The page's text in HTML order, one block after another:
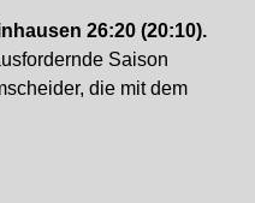
26:20 (20:10).
Saison
die mit dem